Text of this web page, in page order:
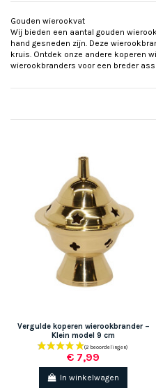
Gouden wierookvat
Wij bieden een aantal gouden
hand gesneden zijn. Deze
kruis. Ontdek onze andere koperen
wierookbranders voor een breder
Vergulde koperen wierookbrander –
Klein model 9 cm
€ 7,99
In winkelwagen